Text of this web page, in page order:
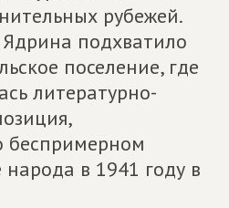
рубежей.
Ядрина подхватило
поселение, где
литературно-
беспримерном
в 1941 году в